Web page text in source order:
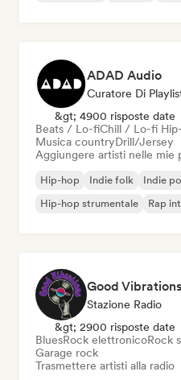
ADAD Audio
Curatore Di
&gt; 4900 risposte date
Beats / Lo-fiChill / Lo-fi
Musica countryDrill/Jersey
Aggiungere artisti nelle mie
Hip-hop Indie folk Indie
Hip-hop strumentale
Rap
Good
Stazione Radio
&gt; 2900 risposte date
BluesRock elettronicoRock
Garage rock
Trasmettere artisti alla radio